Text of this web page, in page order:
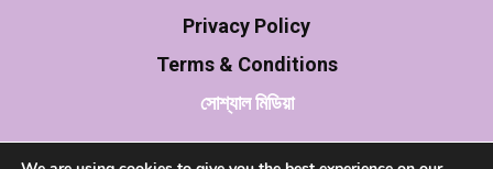
Privacy Policy
Terms & Conditions
সোশ্যাল মিডিয়া